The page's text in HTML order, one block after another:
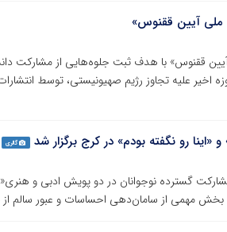
ملی آیین ققنوس»
ققنوس» با هدف ثبت جلوه‌هایی از مشارکت
ایرانیان در جریان جنگ ۱۲ روزه اخیر علیه تجاوز رژیم صهیونیستی،
رو نگفته بودم» در کرج برگزار شد گالری
گسترده نوجوانان در دو پویش ادبی و هنری«
بخش مهمی از سامان‌دهی احساسات و عبور سالم